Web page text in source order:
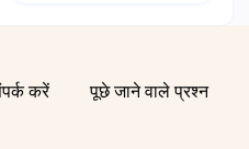
करें पूछे जाने वाले प्रश्न